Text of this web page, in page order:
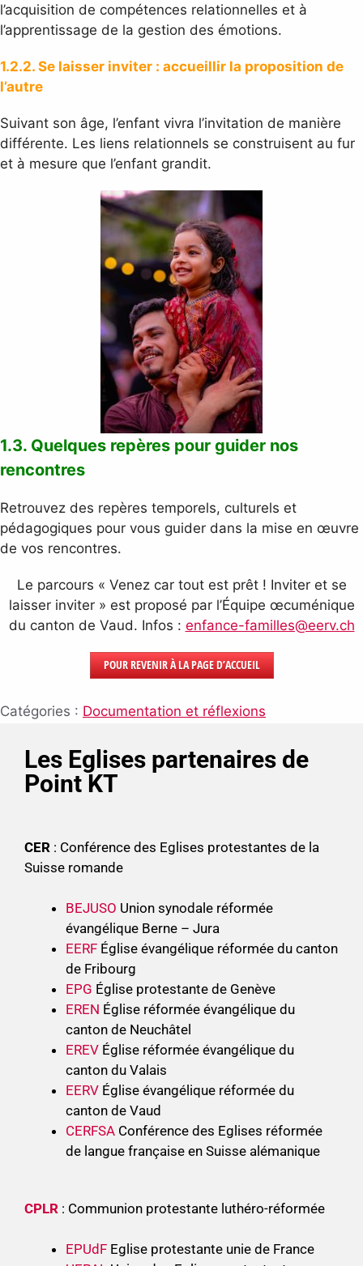
l’acquisition de compétences relationnelles et à
l’apprentissage de la gestion des émotions.
1.2.2. Se laisser inviter : accueillir la proposition de
l’autre
Suivant son âge, l’enfant vivra l’invitation de manière
différente. Les liens relationnels se construisent au fur
et à mesure que l’enfant grandit.
1.3. Quelques repères pour guider nos
rencontres
Retrouvez des repères temporels, culturels et
pédagogiques pour vous guider dans la mise en œuvre
de vos rencontres.
Le parcours « Venez car tout est prêt ! Inviter et se
laisser inviter » est proposé par l’Équipe œcuménique
du canton de Vaud. Infos : enfance-familles@eerv.ch
POUR REVENIR À LA PAGE D’ACCUEIL
Catégories : Documentation et réflexions
Les Eglises partenaires de
Point KT
CER : Conférence des Eglises protestantes de la
Suisse romande
BEJUSO Union synodale réformée
évangélique Berne – Jura
EERF Église évangélique réformée du canton
de Fribourg
EPG Église protestante de Genève
EREN Église réformée évangélique du
canton de Neuchâtel
EREV Église réformée évangélique du
canton du Valais
EERV Église évangélique réformée du
canton de Vaud
CERFSA Conférence des Eglises réformée
de langue française en Suisse alémanique
CPLR : Communion protestante luthéro-réformée
EPUdF Eglise protestante unie de France